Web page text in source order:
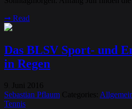
➞ Read
Das BLSV Sport- und
in Regen
9
2016
Sebastian Pflaum Categories:
Tennis